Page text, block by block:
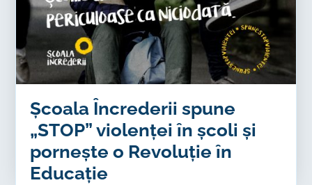
Școala Încrederii spune
„STOP” violenței în școli și
pornește o Revoluție în
Educație